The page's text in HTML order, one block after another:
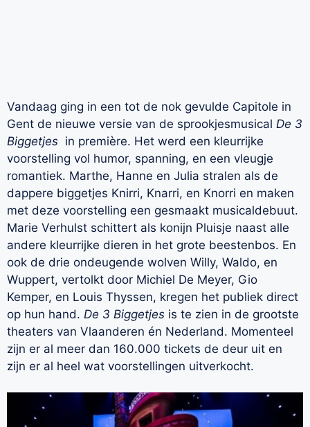
Vandaag ging in een tot de nok gevulde Capitole in
Gent de nieuwe versie van de sprookjesmusical De 3
Biggetjes in première. Het werd een kleurrijke
voorstelling vol humor, spanning, en een vleugje
romantiek. Marthe, Hanne en Julia stralen als de
dappere biggetjes Knirri, Knarri, en Knorri en maken
met deze voorstelling een gesmaakt musicaldebuut.
Marie Verhulst schittert als konijn Pluisje naast alle
andere kleurrijke dieren in het grote beestenbos. En
ook de drie ondeugende wolven Willy, Waldo, en
Wuppert, vertolkt door Michiel De Meyer, Gio
Kemper, en Louis Thyssen, kregen het publiek direct
op hun hand. De 3 Biggetjes is te zien in de grootste
theaters van Vlaanderen én Nederland. Momenteel
zijn er al meer dan 160.000 tickets de deur uit en
zijn er al heel wat voorstellingen uitverkocht.